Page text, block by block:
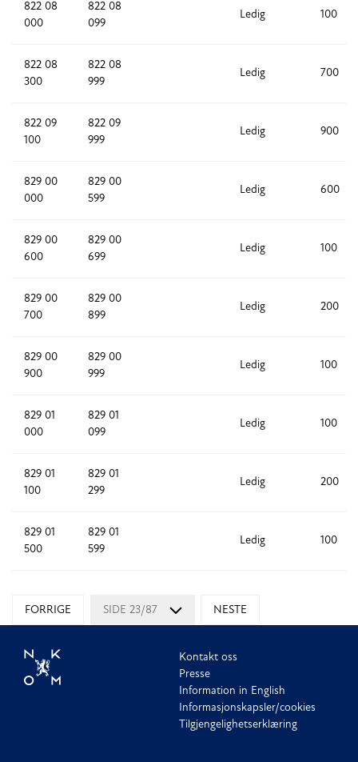
822 08
000
822 08
099
Ledig 100
822 08
300
822 08
999
Ledig 700
822 09
100
822 09
999
Ledig 900
829 00
000
829 00
599
Ledig 600
829 00
600
829 00
699
Ledig 100
829 00
700
829 00
899
Ledig 200
829 00
900
829 00
999
Ledig 100
829 01
000
829 01
099
Ledig 100
829 01
100
829 01
299
Ledig 200
829 01
500
829 01
599
Ledig 100
FORRIGE SIDE 23/87 NESTE
Kontakt oss
Presse
Information in English
Informasjonskapsler/cookies
Tilgjengelighetserklæring